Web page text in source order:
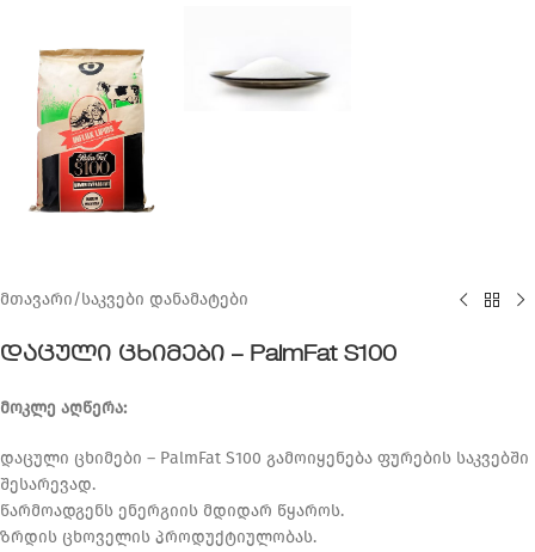
მთავარი/საკვები დანამატები
დაცული ცხიმები – PalmFat S100
მოკლე აღწერა:
დაცული ცხიმები – PalmFat S100 გამოიყენება ფურების საკვებში
შესარევად.
წარმოადგენს ენერგიის მდიდარ წყაროს.
ზრდის ცხოველის პროდუქტიულობას.